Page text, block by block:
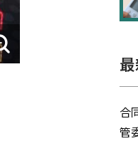
合
管